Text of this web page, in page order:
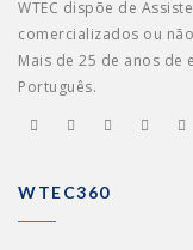
WTEC dispõe de
comercializados ou
Mais de 25 de anos de
Português.
WTEC360